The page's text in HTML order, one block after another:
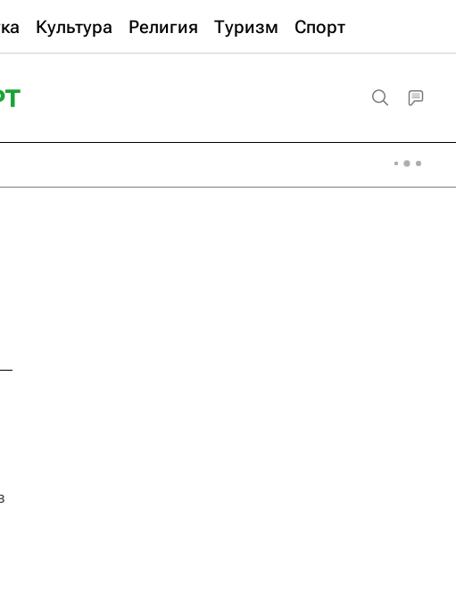
Культура Религия Туризм Спорт